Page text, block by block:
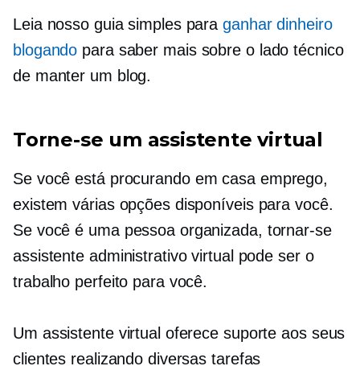
Leia nosso guia simples paraganhar dinheiro
blogando para saber mais sobre o lado técnico
de manter um blog.
Torne-se um assistente virtual
Se você está procurando em casaemprego,
existem várias opções disponíveis para você.
Se você é uma pessoa organizada, tornar-se
assistente administrativo virtual pode ser o
trabalho perfeito para você.
Um assistente virtual oferece suporte aos seus
clientes realizando diversas tarefas